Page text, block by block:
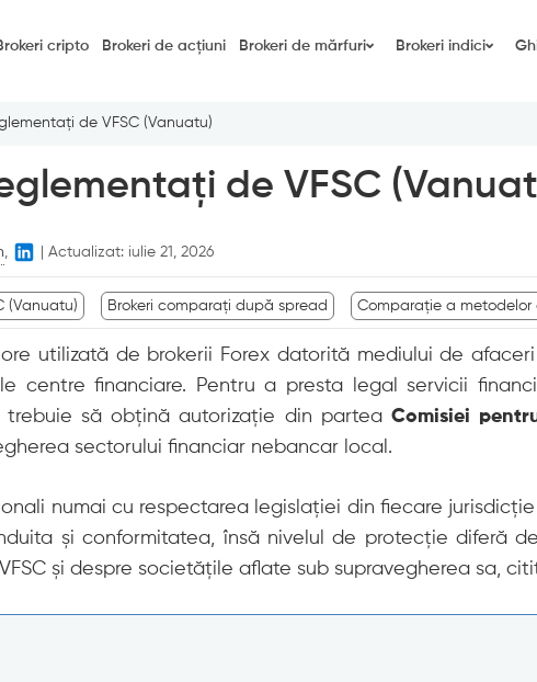
cripto Brokeri de acțiuni Brokeri de mărfuri Brokeri indici
de VFSC (Vanuatu)
de VFSC
Actualizat: iulie 21, 2026
(Vanuatu) Brokeri comparați după spread Comparație a metodelor
utilizată de brokerii Forex datorită mediului de
centre financiare. Pentru a presta legal servicii
trebuie să obțină autorizație din partea Comisiei
sectorului financiar nebancar local.
numai cu respectarea legislației din fiecare
și conformitatea, însă nivelul de protecție diferă
și despre societățile aflate sub supravegherea sa,